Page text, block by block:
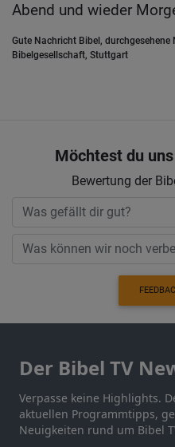
Abend und wieder
Gute Nachricht Bibel,
Bibelgesellschaft, Stuttgart
Möchtest du
Bewertung der
Der Bibel TV
Verpasse keine Highlights.
aktuellen Programmtipps,
Neuigkeiten rund um Bibel